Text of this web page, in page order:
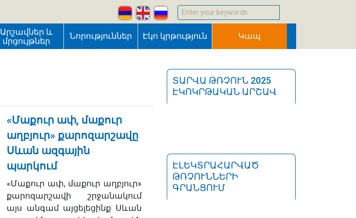
Enter your keywords
Արշավներ և
մրցույթներ
Նորություններ Էկո կրթություն Կապ
«Մաքուր ափ, մաքուր
աղբյուր» քարոզարշավը
Սևան ազգային
պարկում
«Մաքուր ափ, մաքուր աղբյուր»
քարոզարշավի շրջանակում
այս անգամ այցելեցինք Սևան
ՏԱՐՎԱ ԹՌՉՈՒՆ 2025
ԷԿՈԿՐԹԱԿԱՆ ԱՐՇԱՎ
ԷԼԵԿՏՐԱՀԱՐՎԱԾ
ԹՌՉՈՒՆՆԵՐԻ
ԳՐԱՆՑՈՒՄ